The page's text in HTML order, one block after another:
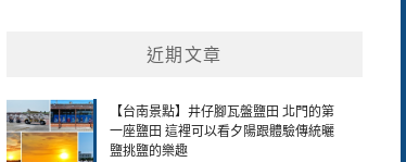
近期文章
【台南景點】井仔腳瓦盤鹽田 北門的第
一座鹽田 這裡可以看夕陽跟體驗傳統曬
鹽挑鹽的樂趣